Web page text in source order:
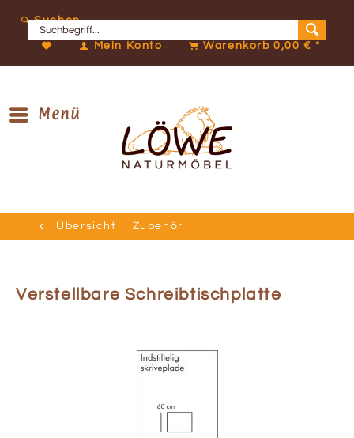
Suchen
Mein Konto Warenkorb0,00 € *
Menü
Übersicht Zubehör
Verstellbare Schreibtischplatte